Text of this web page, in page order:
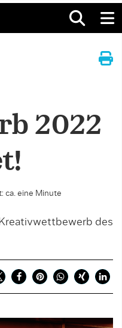
2022
ca. eine Minute
des